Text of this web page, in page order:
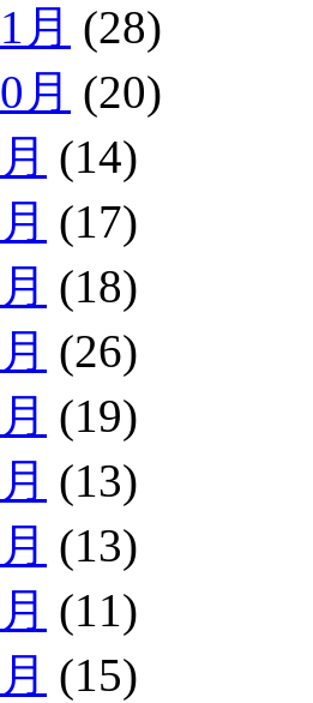
月 (28)
月 (20)
(14)
(17)
(18)
(26)
(19)
(13)
(13)
(11)
(15)